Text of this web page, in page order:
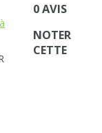
0 AVIS
NOTER
CETTE